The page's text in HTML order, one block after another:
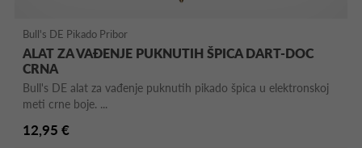
Bull's DE Pikado Pribor
ALAT ZA VAĐENJE PUKNUTIH ŠPICA DART-DOC
CRNA
Bull's DE alat za vađenje puknutih pikado špica u elektronskoj
meti crne boje. ...
12,95 €